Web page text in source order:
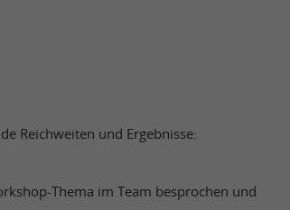
Reichweiten und Ergebnisse:
Thema im Team besprochen und